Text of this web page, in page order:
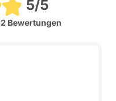
5/5
2 Bewertungen